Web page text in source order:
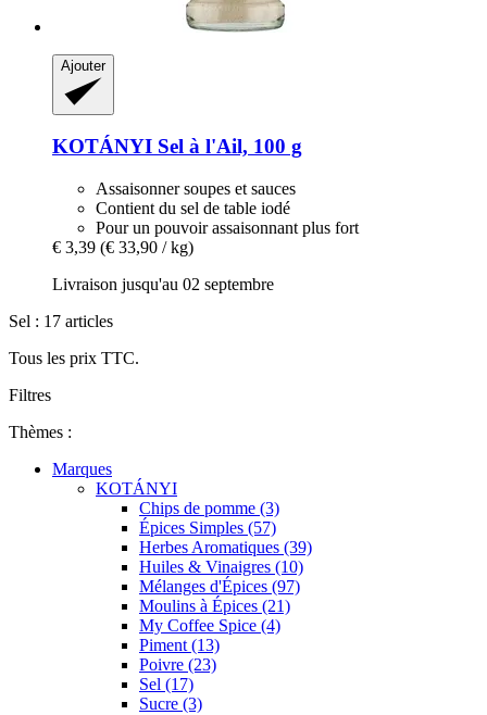
Ajouter
KOTÁNYI Sel à l'Ail, 100 g
Assaisonner soupes et sauces
Contient du sel de table iodé
Pour un pouvoir assaisonnant plus fort
€ 3,39 (€ 33,90 / kg)
Livraison jusqu'au 02 septembre
Sel : 17 articles
Tous les prix TTC.
Filtres
Thèmes :
Marques
KOTÁNYI
Chips de pomme (3)
Épices Simples (57)
Herbes Aromatiques (39)
Huiles & Vinaigres (10)
Mélanges d'Épices (97)
Moulins à Épices (21)
My Coffee Spice (4)
Piment (13)
Poivre (23)
Sel (17)
Sucre (3)